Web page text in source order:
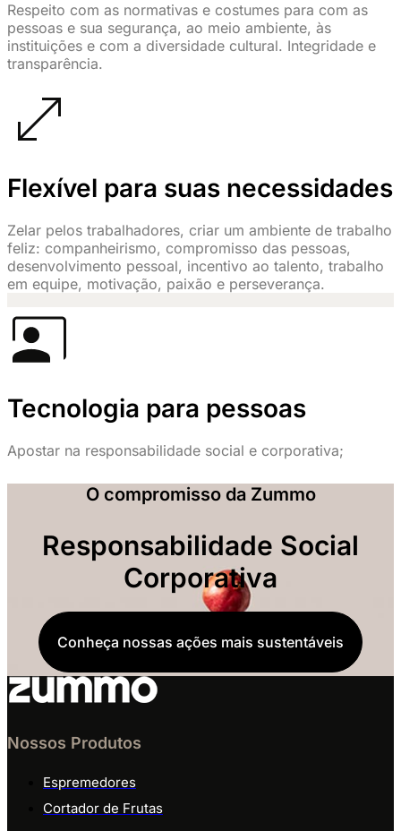
Respeito com as normativas e costumes para com as
pessoas e sua segurança, ao meio ambiente, às
instituições e com a diversidade cultural. Integridade e
transparência.
Flexível para suas necessidades
Zelar pelos trabalhadores, criar um ambiente de trabalho
feliz: companheirismo, compromisso das pessoas,
desenvolvimento pessoal, incentivo ao talento, trabalho
em equipe, motivação, paixão e perseverança.
Tecnologia para pessoas
Apostar na responsabilidade social e corporativa;
O compromisso da Zummo
Responsabilidade Social
Corporativa
Conheça nossas ações mais sustentáveis
Nossos Produtos
Espremedores
Cortador de Frutas